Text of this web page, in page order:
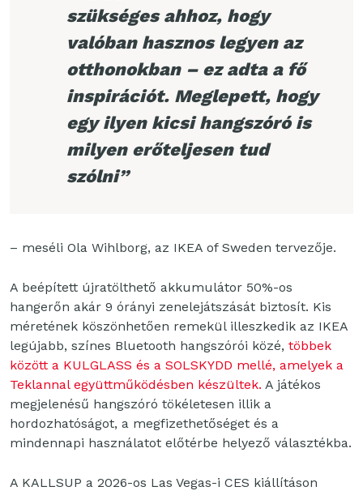
szükséges ahhoz, hogy
valóban hasznos legyen az
otthonokban – ez adta a fő
inspirációt. Meglepett, hogy
egy ilyen kicsi hangszóró is
milyen erőteljesen tud
szólni”
– meséli Ola Wihlborg, az IKEA of Sweden tervezője.
A beépített újratölthető akkumulátor 50%-os
hangerőn akár 9 órányi zenelejátszását biztosít. Kis
méretének köszönhetően remekül illeszkedik az IKEA
legújabb, színes Bluetooth hangszórói közé, többek
között a KULGLASS és a SOLSKYDD mellé, amelyek a
Teklannal együttműködésben készültek. A játékos
megjelenésű hangszóró tökéletesen illik a
hordozhatóságot, a megfizethetőséget és a
mindennapi használatot előtérbe helyező választékba.
A KALLSUP a 2026-os Las Vegas-i CES kiállításon